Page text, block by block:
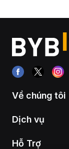
Về chúng tôi
Dịch vụ
Hỗ Trợ